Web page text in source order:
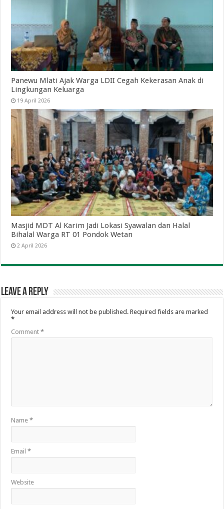
Panewu Mlati Ajak Warga LDII Cegah Kekerasan Anak di
Lingkungan Keluarga
19 April 2026
Masjid MDT Al Karim Jadi Lokasi Syawalan dan Halal
Bihalal Warga RT 01 Pondok Wetan
2 April 2026
Leave a Reply
Your email address will not be published. Required fields are marked
*
Comment*
Name*
Email*
Website